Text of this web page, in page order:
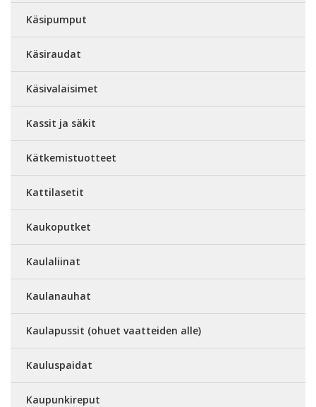
Käsipumput
Käsiraudat
Käsivalaisimet
Kassit ja säkit
Kätkemistuotteet
Kattilasetit
Kaukoputket
Kaulaliinat
Kaulanauhat
Kaulapussit (ohuet vaatteiden alle)
Kauluspaidat
Kaupunkireput